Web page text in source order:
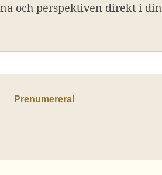
och perspektiven direkt i din